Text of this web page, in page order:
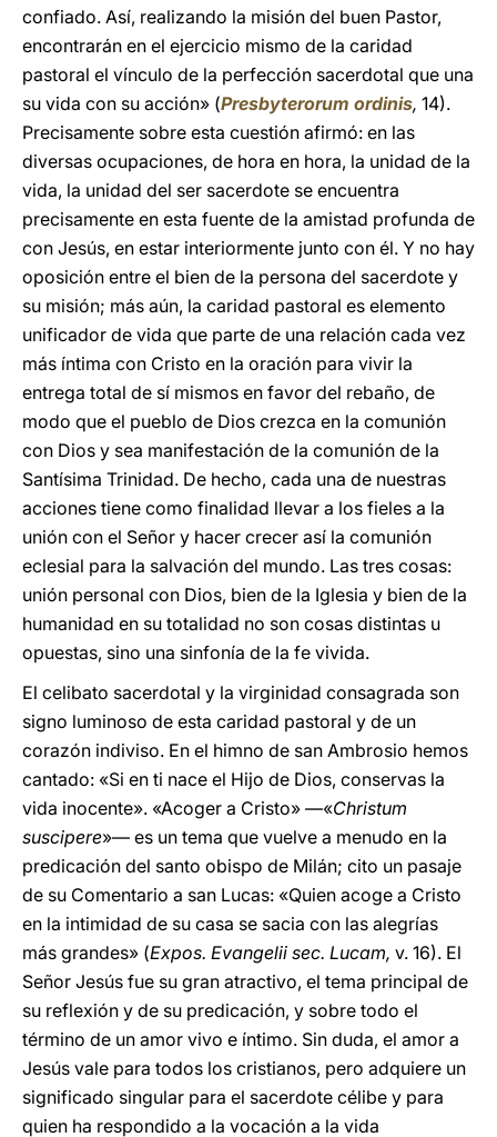
confiado. Así, realizando la misión del buen Pastor,
encontrarán en el ejercicio mismo de la caridad
pastoral el vínculo de la perfección sacerdotal que una
su vida con su acción» (Presbyterorum ordinis, 14).
Precisamente sobre esta cuestión afirmó: en las
diversas ocupaciones, de hora en hora, la unidad de la
vida, la unidad del ser sacerdote se encuentra
precisamente en esta fuente de la amistad profunda de
con Jesús, en estar interiormente junto con él. Y no hay
oposición entre el bien de la persona del sacerdote y
su misión; más aún, la caridad pastoral es elemento
unificador de vida que parte de una relación cada vez
más íntima con Cristo en la oración para vivir la
entrega total de sí mismos en favor del rebaño, de
modo que el pueblo de Dios crezca en la comunión
con Dios y sea manifestación de la comunión de la
Santísima Trinidad. De hecho, cada una de nuestras
acciones tiene como finalidad llevar a los fieles a la
unión con el Señor y hacer crecer así la comunión
eclesial para la salvación del mundo. Las tres cosas:
unión personal con Dios, bien de la Iglesia y bien de la
humanidad en su totalidad no son cosas distintas u
opuestas, sino una sinfonía de la fe vivida.
El celibato sacerdotal y la virginidad consagrada son
signo luminoso de esta caridad pastoral y de un
corazón indiviso. En el himno de san Ambrosio hemos
cantado: «Si en ti nace el Hijo de Dios, conservas la
vida inocente». «Acoger a Cristo» —«Christum
suscipere»— es un tema que vuelve a menudo en la
predicación del santo obispo de Milán; cito un pasaje
de su Comentario a san Lucas: «Quien acoge a Cristo
en la intimidad de su casa se sacia con las alegrías
más grandes» (Expos. Evangelii sec. Lucam, v. 16). El
Señor Jesús fue su gran atractivo, el tema principal de
su reflexión y de su predicación, y sobre todo el
término de un amor vivo e íntimo. Sin duda, el amor a
Jesús vale para todos los cristianos, pero adquiere un
significado singular para el sacerdote célibe y para
quien ha respondido a la vocación a la vida